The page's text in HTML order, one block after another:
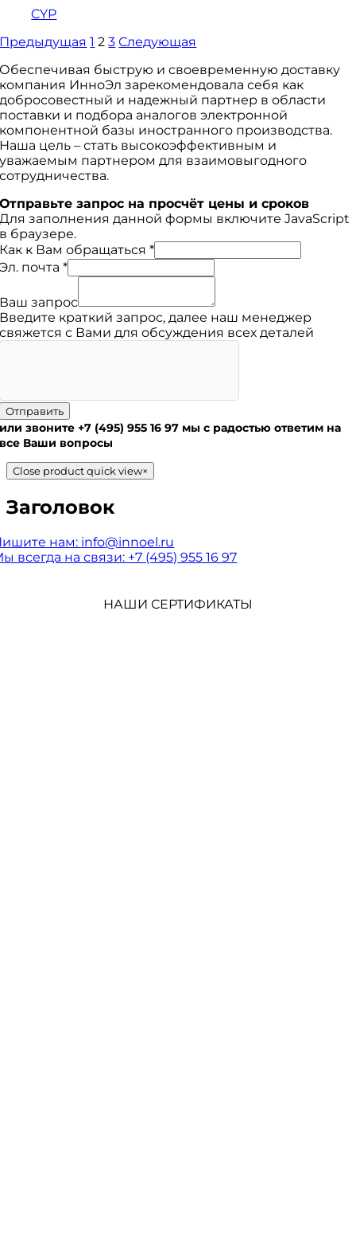
CYP
Предыдущая 1 2 3 Следующая
Обеспечивая быструю и своевременную доставку
компания ИнноЭл зарекомендовала себя как
добросовестный и надежный партнер в области
поставки и подбора аналогов электронной
компонентной базы иностранного производства.
Наша цель – стать высокоэффективным и
уважаемым партнером для взаимовыгодного
сотрудничества.
Отправьте запрос на просчёт цены и сроков
Для заполнения данной формы включите JavaScript
в браузере.
Как к Вам обращаться*
Эл. почта*
Ваш запрос
Введите краткий запрос, далее наш менеджер
свяжется с Вами для обсуждения всех деталей
Отправить
или звоните+7 (495) 955 16 97 мы с радостью ответим на
все Ваши вопросы
Close product quick view×
Заголовок
нам: info@innoel.ru
всегда на связи: +7 (495) 955 16 97
НАШИ СЕРТИФИКАТЫ